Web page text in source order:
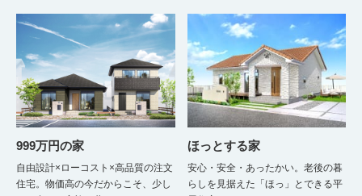
999万円の家
自由設計×ローコスト×高品質の注文
住宅。物価高の今だからこそ、少し
ほっとする家
安心・安全・あったかい。老後の暮
らしを見据えた「ほっ」とできる平